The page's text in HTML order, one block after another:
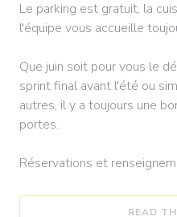
Le parking est gratuit, la
l'équipe vous accueille
Que juin soit pour vous le
sprint final avant l'été ou
autres, il y a toujours une
portes.
Réservations et
READ